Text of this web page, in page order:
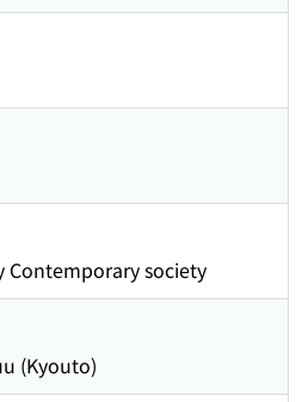
Contemporary society
(Kyouto)